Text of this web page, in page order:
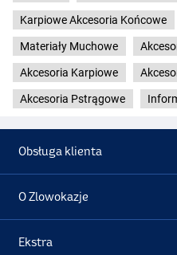
Karpiowe Akcesoria Końcowe
Materiały Muchowe
Akcesoria Karpiowe
Akcesoria Pstrągowe
Obsługa klienta
O Zlowokazje
Ekstra